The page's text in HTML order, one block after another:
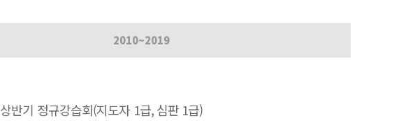
2010~2019
상반기 정규강습회(지도자 1급, 심판 1급)